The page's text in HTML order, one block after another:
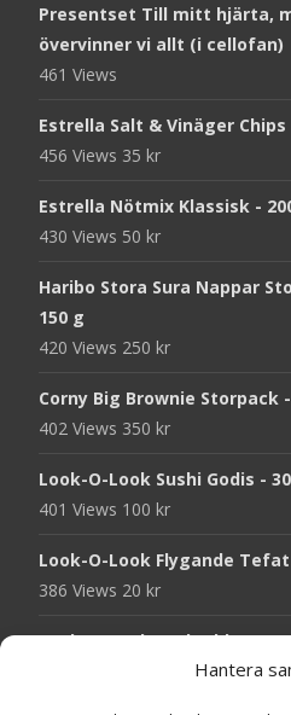
Hantera
Presentset Till mitt hjärta,
övervinner vi allt (i cellofan)
461 Views
Estrella Salt & Vinäger Chips
456 Views 35 kr
Estrella Nötmix Klassisk -
430 Views 50 kr
Haribo Stora Sura Nappar
150 g
420 Views 250 kr
Corny Big Brownie Storpack
402 Views 350 kr
Look-O-Look Sushi Godis -
401 Views 100 kr
Look-O-Look Flygande
386 Views 20 kr
Look-O-Look